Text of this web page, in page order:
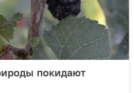
покидают